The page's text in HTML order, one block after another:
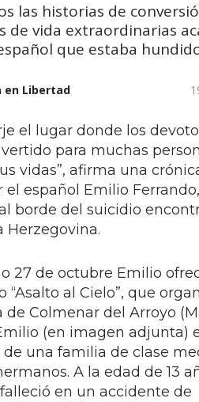
las historias de
de vida extraordinarias
que estaba
en Libertad
el lugar donde los
para muchas
vidas”, afirma una
el español Emilio
borde del suicidio
Herzegovina.
27 de octubre Emilio
“Asalto al Cielo”, que
de Colmenar del Arroyo
(en imagen adjunta)
una familia de clase
A la edad de 13
en un accidente de